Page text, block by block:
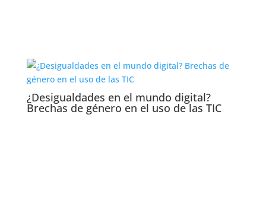
¿Desigualdades en el mundo digital?
Brechas de género en el uso de las TIC